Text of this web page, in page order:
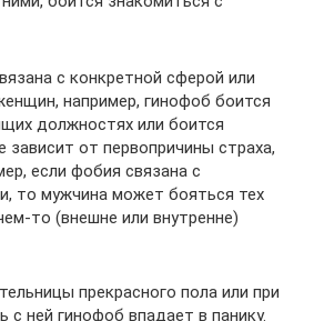
с конкретной сферой или
например, гинофоб боится
должностях или боится
от первопричины страха,
если фобия связана с
то мужчина может бояться тех
то (внешне или внутренне)
прекрасного пола или при
с ней гинофоб впадает в панику.